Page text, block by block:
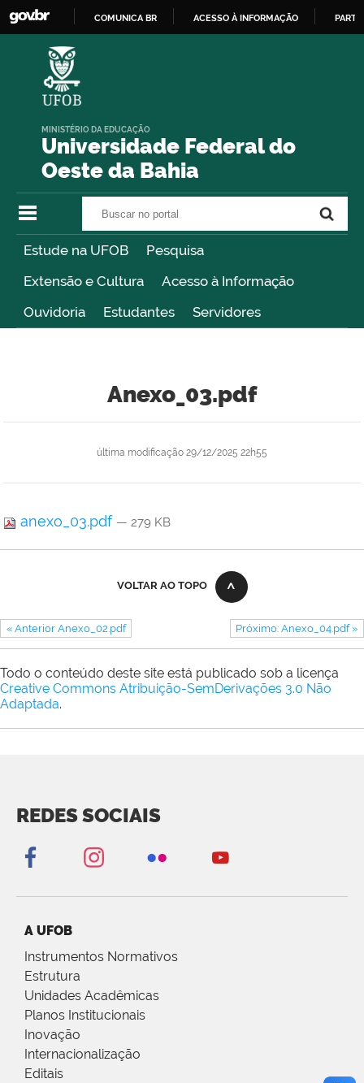
COMUNICA BR ACESSO À INFORMAÇÃO
Universidade Federal do
Oeste da Bahia
MINISTÉRIO DA EDUCAÇÃO
Estude na UFOB
Pesquisa
Extensão e Cultura
Acesso à Informação
Ouvidoria
Estudantes Servidores
Anexo_03.pdf
última modificação 29/12/2025 22h55
anexo_03.pdf — 279 KB
VOLTAR AO TOPO
« Anterior Anexo_02.pdf Próximo: Anexo_04.pdf »
Todo o conteúdo deste site está publicado sob a licença
Creative Commons Atribuição-SemDerivações 3.0 Não
Adaptada.
REDES SOCIAIS
A UFOB
Instrumentos Normativos
Estrutura
Unidades Acadêmicas
Planos Institucionais
Inovação
Internacionalização
Editais